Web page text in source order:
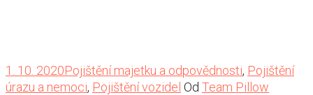
1. 10. 2020Pojištění majetku a odpovědnosti, Pojištění
úrazu a nemoci, Pojištění vozidel Od Team Pillow